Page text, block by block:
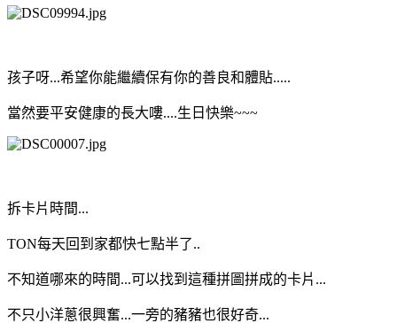
孩子呀...希望你能繼續保有你的善良和體貼.....
當然要平安健康的長大嘍....生日快樂~~~
拆卡片時間...
TON每天回到家都快七點半了..
不知道哪來的時間...可以找到這種拼圖拼成的卡片...
不只小洋蔥很興奮...一旁的豬豬也很好奇...